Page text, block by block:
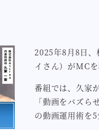
2025年8月8日
イさん）がMC
番組では、久家
「動画をバズ
の動画運用術を5